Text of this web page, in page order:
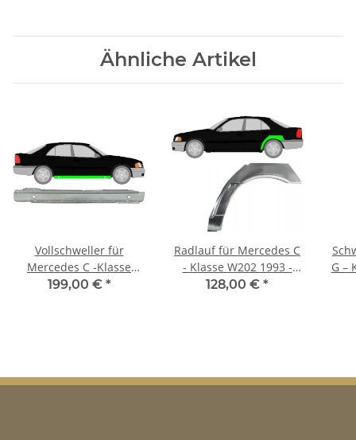
Ähnliche Artikel
Vollschweller für
Mercedes C -Klasse
W202 1993 - 2001 rechts
199,00 € *
Radlauf für Mercedes C
- Klasse W202 1993 -
2001 links
128,00 € *
G –